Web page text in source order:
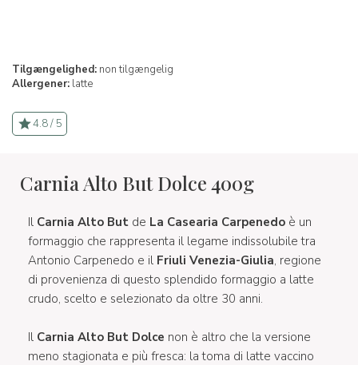
Tilgængelighed: non tilgængelig
Allergener: latte
4.8 / 5
Carnia Alto But Dolce 400g
Il Carnia Alto But de La Casearia Carpenedo è un
formaggio che rappresenta il legame indissolubile tra
Antonio Carpenedo e il Friuli Venezia-Giulia, regione
di provenienza di questo splendido formaggio a latte
crudo, scelto e selezionato da oltre 30 anni.
Il Carnia Alto But Dolce non è altro che la versione
meno stagionata e più fresca: la toma di latte vaccino